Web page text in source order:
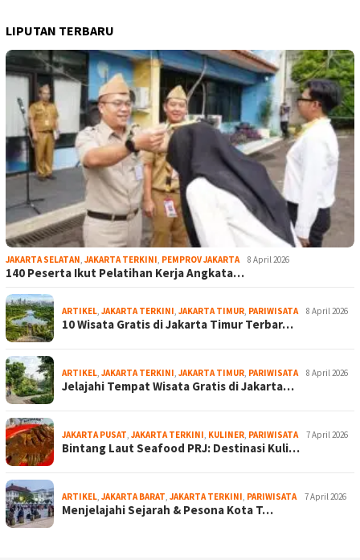
LIPUTAN TERBARU
JAKARTA SELATAN JAKARTA TERKINI PEMPROV JAKARTA 8 April 2026
140 Peserta Ikut Pelatihan Kerja Angkata…
ARTIKEL JAKARTA TERKINI JAKARTA TIMUR PARIWISATA 8 April 2026
10 Wisata Gratis di Jakarta Timur Terbar…
ARTIKEL JAKARTA TERKINI JAKARTA TIMUR PARIWISATA 8 April 2026
Jelajahi Tempat Wisata Gratis di Jakarta…
JAKARTA PUSAT JAKARTA TERKINI KULINER PARIWISATA 7 April 2026
Bintang Laut Seafood PRJ: Destinasi Kuli…
ARTIKEL JAKARTA BARAT JAKARTA TERKINI PARIWISATA 7 April 2026
Menjelajahi Sejarah & Pesona Kota T…